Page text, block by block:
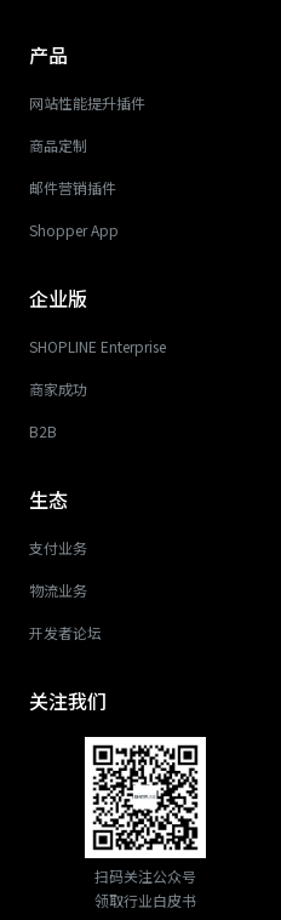
产品
网站性能提升插件
商品定制
邮件营销插件
Shopper App
企业版
SHOPLINE Enterprise
商家成功
B2B
生态
支付业务
物流业务
开发者论坛
关注我们
扫码关注公众号
领取行业白皮书